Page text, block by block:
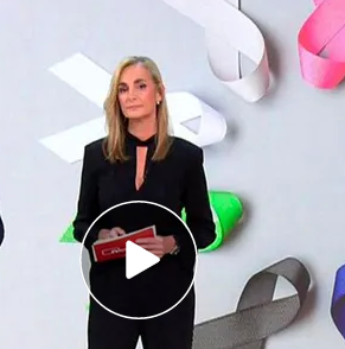
casi medio centenar de